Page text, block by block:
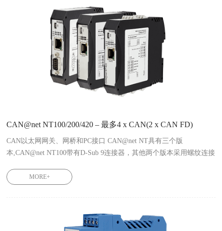
CAN@net NT100/200/420 – 最多4 x CAN(2 x CAN FD)
CAN以太网网关、网桥和PC接口 CAN@net NT具有三个版
本,CAN@net NT100带有D-Sub 9连接器，其他两个版本采用螺纹连接
CAN@net NT100 1.01.0332.10000
MORE+